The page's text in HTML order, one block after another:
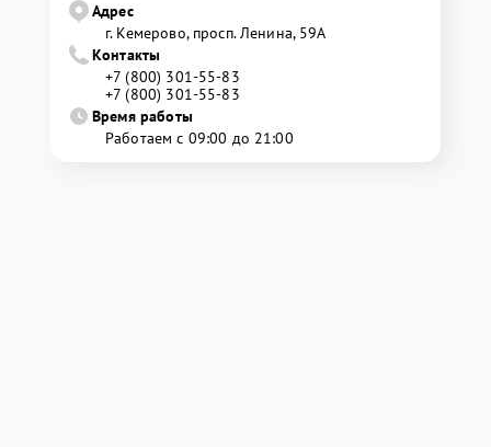
Адрес
г. Кемерово, просп. Ленина, 59А
Контакты
+7 (800) 301-55-83
+7 (800) 301-55-83
Время работы
Работаем с 09:00 до 21:00